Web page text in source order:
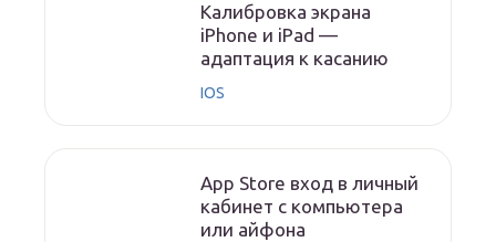
Калибровка экрана
iPhone и iPad —
адаптация к касанию
IOS
App Store вход в личный
кабинет с компьютера
или айфона